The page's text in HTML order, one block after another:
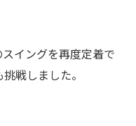
イングを再度定着で
戦しました。